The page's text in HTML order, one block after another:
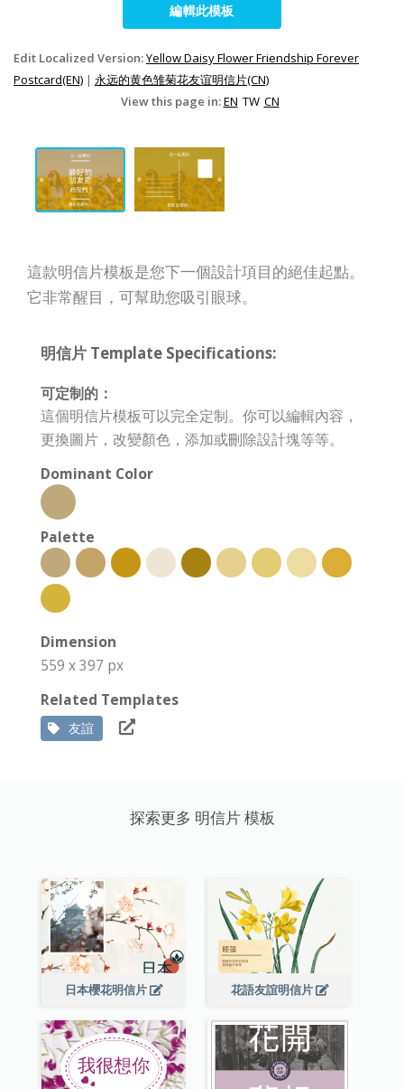
編輯此模板
Edit Localized Version:Yellow Daisy Flower Friendship Forever
Postcard(EN) | 永远的黄色雏菊花友谊明信片(CN)
View this page in:EN TW CN
這款明信片模板是您下一個設計項目的絕佳起點。
它非常醒目，可幫助您吸引眼球。
明信片 Template Specifications:
可定制的：
這個明信片模板可以完全定制。你可以編輯內容，
更換圖片，改變顏色，添加或刪除設計塊等等。
Dominant Color
Palette
Dimension
559 x 397 px
Related Templates
友誼
探索更多 明信片 模板
日本櫻花明信片 花語友誼明信片